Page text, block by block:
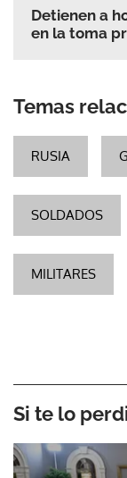
Detienen a
en la toma
Temas
RUSIA
SOLDADOS
MILITARES
Si te lo